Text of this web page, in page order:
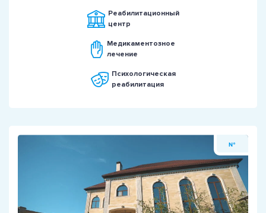
Реабилитационный
центр
Медикаментозное
лечение
Психологическая
реабилитация
№